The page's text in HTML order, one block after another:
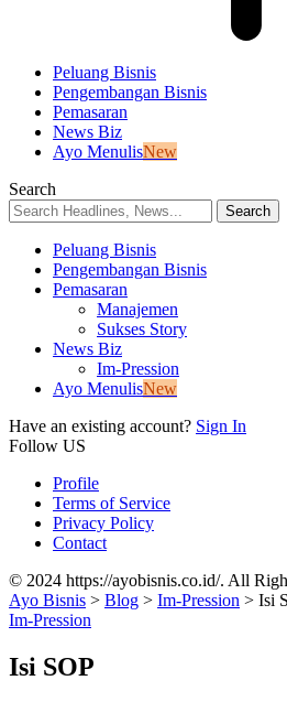
Peluang Bisnis
Pengembangan Bisnis
Pemasaran
News Biz
Ayo MenulisNew
Search
Peluang Bisnis
Pengembangan Bisnis
Pemasaran
Manajemen
Sukses Story
News Biz
Im-Pression
Ayo MenulisNew
Have an existing account? Sign In
Follow US
Profile
Terms of Service
Privacy Policy
Contact
© 2024 https://ayobisnis.co.id/. All
Ayo Bisnis > Blog > Im-Pression > Isi
Im-Pression
Isi SOP